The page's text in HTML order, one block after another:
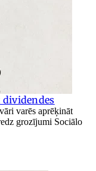
varēs aprēķināt
grozījumi Sociālo